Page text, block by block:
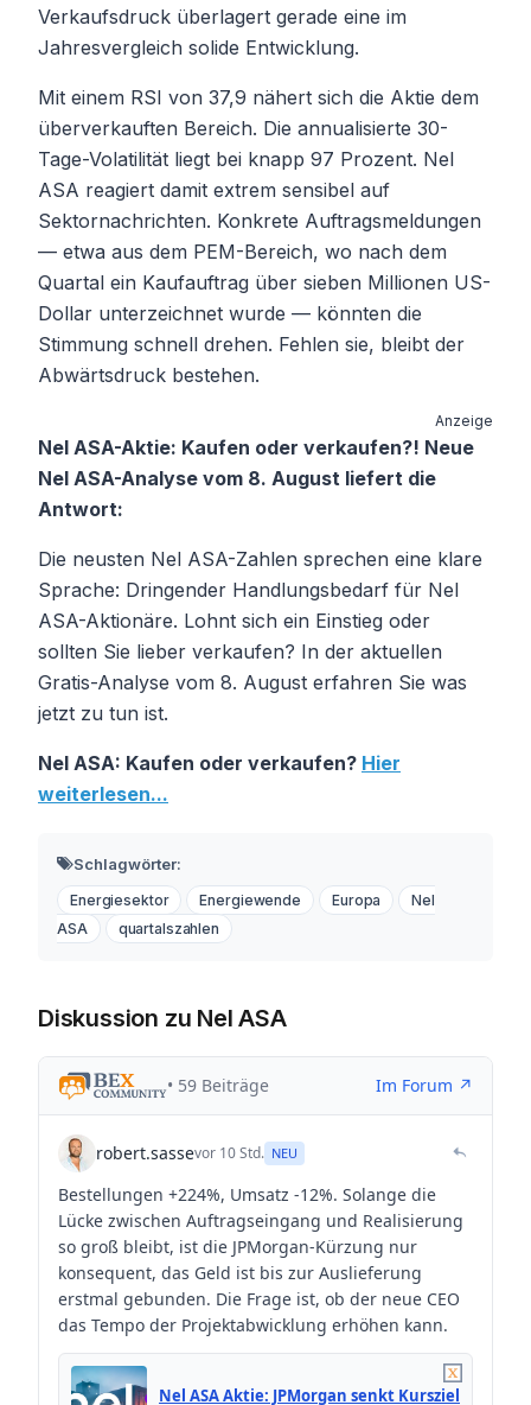
Verkaufsdruck überlagert gerade eine im
Jahresvergleich solide Entwicklung.
Mit einem RSI von 37,9 nähert sich die Aktie dem
überverkauften Bereich. Die annualisierte 30-
Tage-Volatilität liegt bei knapp 97 Prozent. Nel
ASA reagiert damit extrem sensibel auf
Sektornachrichten. Konkrete Auftragsmeldungen
— etwa aus dem PEM-Bereich, wo nach dem
Quartal ein Kaufauftrag über sieben Millionen US-
Dollar unterzeichnet wurde — könnten die
Stimmung schnell drehen. Fehlen sie, bleibt der
Abwärtsdruck bestehen.
Anzeige
Nel ASA-Aktie: Kaufen oder verkaufen?! Neue
Nel ASA-Analyse vom 8. August liefert die
Antwort:
Die neusten Nel ASA-Zahlen sprechen eine klare
Sprache: Dringender Handlungsbedarf für Nel
ASA-Aktionäre. Lohnt sich ein Einstieg oder
sollten Sie lieber verkaufen? In der aktuellen
Gratis-Analyse vom 8. August erfahren Sie was
jetzt zu tun ist.
Nel ASA: Kaufen oder verkaufen? Hier
weiterlesen...
Schlagwörter:
Energiesektor Energiewende Europa
Nel
ASA
quartalszahlen
Diskussion zu Nel ASA